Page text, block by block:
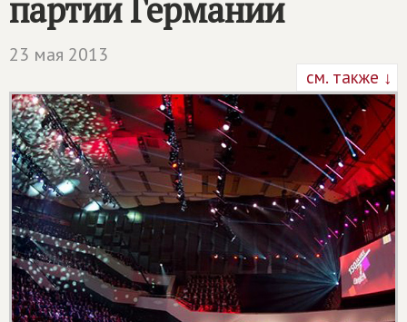
партии Германии
23 мая 2013
см. также ↓